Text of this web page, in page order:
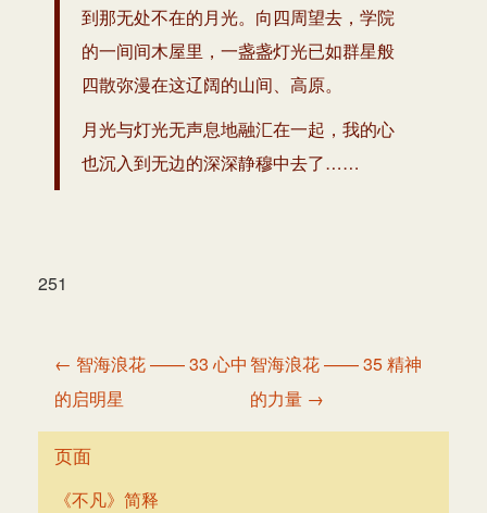
到那无处不在的月光。向四周望去，学院
的一间间木屋里，一盏盏灯光已如群星般
四散弥漫在这辽阔的山间、高原。
月光与灯光无声息地融汇在一起，我的心
也沉入到无边的深深静穆中去了……
251
文
章
导
航
← 智海浪花 —— 33 心中
的启明星
智海浪花 —— 35 精神
的力量 →
页面
《不凡》简释